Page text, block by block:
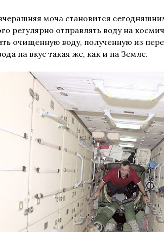
моча становится
регулярно отправлять воду на
очищенную воду, полученную из
на вкус такая же, как и на Земле.